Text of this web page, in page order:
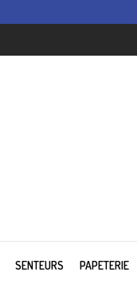
SENTEURS PAPETERIE